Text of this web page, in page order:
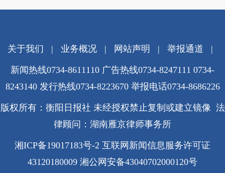
关于我们 | 业务概况| 网站声明 | 举报通道 |
新闻热线0734-8611110 广告热线0734-8247111 0734-
8243140 发行热线0734-8223670 举报电话0734-8686226
版权所有：衡阳日报社 未经授权禁止复制或建立镜像 法
律顾问：湖南雁京律师事务所
湘ICP备19017183号-2 互联网新闻信息服务许可证
43120180009 湘公网安备43040702000120号